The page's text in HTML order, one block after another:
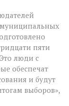
муниципальных
пяти
люди с
обеспечат
и будут
выборов»,